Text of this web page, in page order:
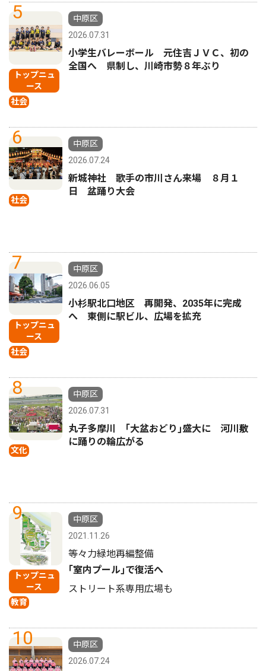
5
トップニュ
ース
社会
中原区
2026.07.31
小学生バレーボール 元住吉ＪＶＣ、初の
全国へ 県制し、川崎市勢８年ぶり
6
社会
中原区
2026.07.24
新城神社 歌手の市川さん来場 ８月１
日 盆踊り大会
7
トップニュ
ース
社会
中原区
2026.06.05
小杉駅北口地区 再開発、2035年に完成
へ 東側に駅ビル、広場を拡充
8
文化
中原区
2026.07.31
丸子多摩川 ｢大盆おどり｣盛大に 河川敷
に踊りの輪広がる
9
トップニュ
ース
教育
中原区
2021.11.26
等々力緑地再編整備
｢室内プール｣で復活へ
ストリート系専用広場も
10
中原区
2026.07.24